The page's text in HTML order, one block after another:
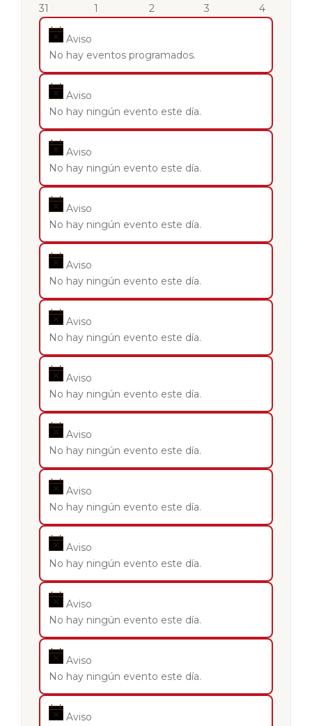
31
1
2
3
4
Aviso
No hay eventos programados.
Aviso
No hay ningún evento este día.
Aviso
No hay ningún evento este día.
Aviso
No hay ningún evento este día.
Aviso
No hay ningún evento este día.
Aviso
No hay ningún evento este día.
Aviso
No hay ningún evento este día.
Aviso
No hay ningún evento este día.
Aviso
No hay ningún evento este día.
Aviso
No hay ningún evento este día.
Aviso
No hay ningún evento este día.
Aviso
No hay ningún evento este día.
Aviso